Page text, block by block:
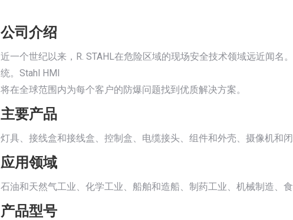
公司介绍
近一个世纪以来，R. STAHL在危险区域的现场安全技术领域远近闻名
统。Stahl HMI
将在全球范围内为每个客户的防爆问题找到优质解决方案。
主要产品
灯具、接线盒和接线盒、控制盒、电缆接头、组件和外壳、摄像机和
应用领域
石油和天然气工业、化学工业、船舶和造船、制药工业、机械制造、
产品型号